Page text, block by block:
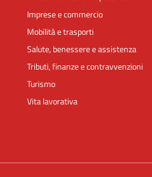
Imprese e commercio
Mobilità e trasporti
Salute, benessere e assistenza
Tributi, finanze e contravvenzioni
Turismo
Vita lavorativa